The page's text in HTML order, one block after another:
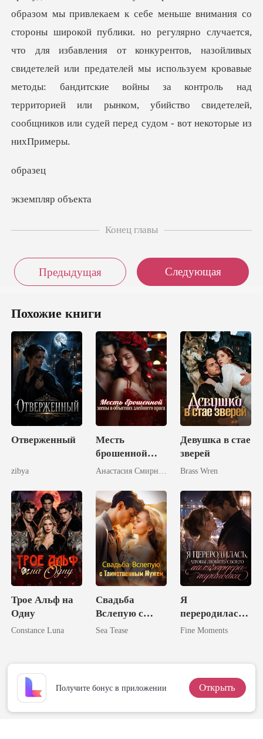
ем к себе меньше внимания со
стороны широкой публики. но регулярно случается,
что для избавления от конкурентов, назойливых
свидетелей или предателей мы использ
ра
пляр
Конец главы
Предыдущая Следующая
Похожие книги
Отверженный
zibya
Месть
брошенной
жены в
злейшего
врага
Девушка в стае
зверей
Brass Wren
Трое Альф на
Одну
Constance Luna
Свадьба
Вслепую с
Таинственным
Sea Tease
Я
переродилась,
чтобы любить
параноика
Fine Moments
Получите бонус в приложении Открыть